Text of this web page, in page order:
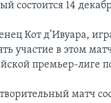
состоится 14
Кот д’Ивуара,
участие в этом
премьер-лиге
матч